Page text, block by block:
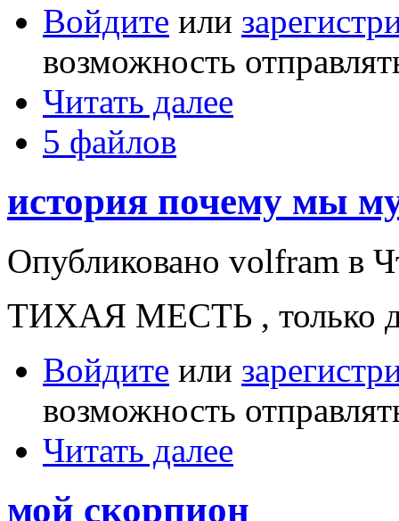
Войдите или
возможность
Читать далее
5 файлов
история почему мы
Опубликовано volfram в
ТИХАЯ МЕСТЬ , только
Войдите или
возможность
Читать далее
мой скорпион